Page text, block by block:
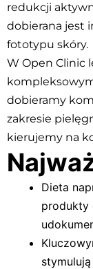
redukcji
dobierana jest
fototypu skóry.
W Open Clinic
dobieramy
zakresie
kierujemy na
Dieta
produkty